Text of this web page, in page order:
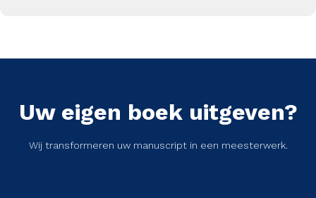
Uw eigen boek uitgeven?
Wij transformeren uw manuscript in een meesterwerk.